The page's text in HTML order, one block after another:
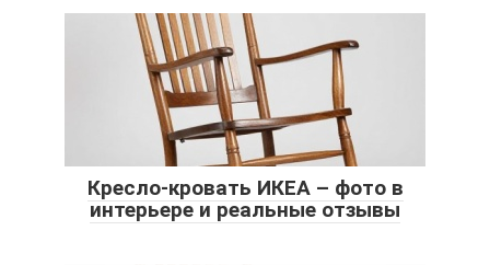
Кресло-кровать ИКЕА – фото в
интерьере и реальные отзывы